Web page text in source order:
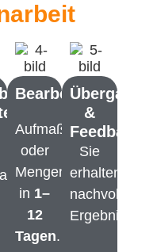
Bearbeitung
Aufmaß
oder
Mengenermittlung
in 1–
12
Tagen.
Übergabe
&
Feedback
Sie
erhalten
Ergebnisse.